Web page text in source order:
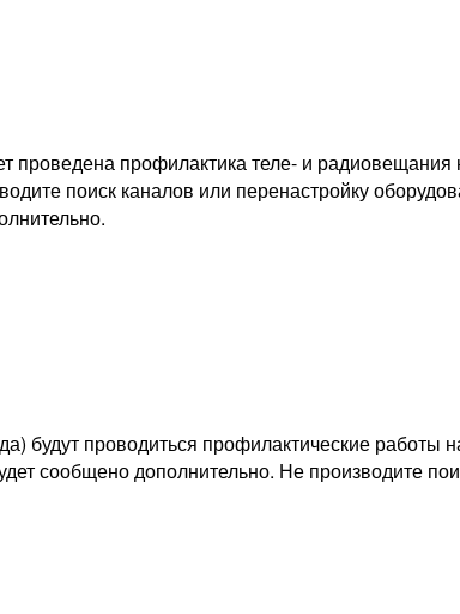
профилактика теле- и
поиск каналов или перенастройку
проводиться профилактические работы
сообщено дополнительно. Не производите